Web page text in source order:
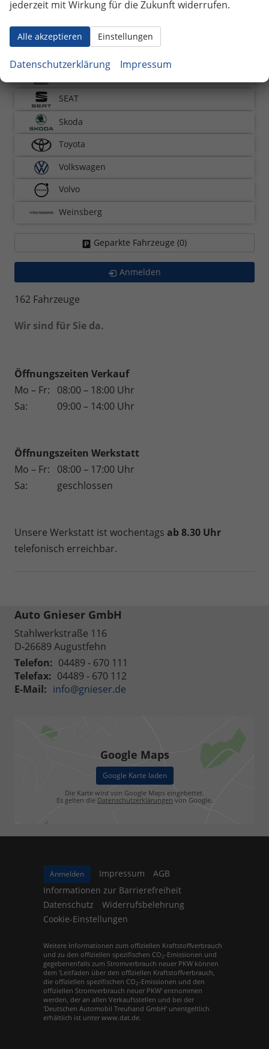
Opel
Peugeot
SEAT
Skoda
Toyota
Volkswagen
Volvo
Weinsberg
Geparkte Fahrzeuge (0)
Anmelden
162 Fahrzeuge
Wir sind für Sie da.
Öffnungszeiten Verkauf
Mo – Fr: 08:00 – 18:00 Uhr
Sa:
09:00 – 14:00 Uhr
Öffnungszeiten Werkstatt
Mo – Fr: 08:00 – 17:00 Uhr
Sa:
geschlossen
Unsere Werkstatt ist wochentags ab 8.30 Uhr
telefonisch erreichbar.
Auto Gnieser GmbH
Stahlwerkstraße 116
D-26689 Augustfehn
Telefon: 04489 - 670 111
Telefax: 04489 - 670 112
E-Mail: info@gnieser.de
Google Maps
Google Karte laden
Die Karte wird von Google Maps eingebettet.
Es gelten die Datenschutzerklärungen von Google.
Anmelden Impressum
AGB
Informationen zur Barrierefreiheit
Datenschutz
Widerrufsbelehrung
Cookie-Einstellungen
Weitere Informationen zum offiziellen Kraftstoffverbrauch
und zu den offiziellen spezifischen CO 2-Emissionen und
gegebenenfalls zum Stromverbrauch neuer PKW können
dem 'Leitfaden über den offiziellen Kraftstoffverbrauch,
die offiziellen spezifischen CO 2-Emissionen und den
offiziellen Stromverbrauch neuer PKW' entnommen
werden, der an allen Verkaufsstellen und bei der
'Deutschen Automobil Treuhand GmbH' unentgeltlich
erhältlich ist unter www.dat.de.
jederzeit mit Wirkung für die Zukunft widerrufen.
Alle akzeptieren Einstellungen
Datenschutzerklärung Impressum